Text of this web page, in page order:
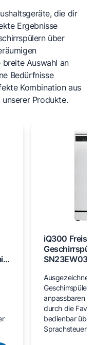
die dir
Ergebnisse
über
breite Auswahl an
Bedürfnisse
Kombination aus
Produkte.
iQ300
Geschirrspüler
anpassbaren
durch die
bedienbar über